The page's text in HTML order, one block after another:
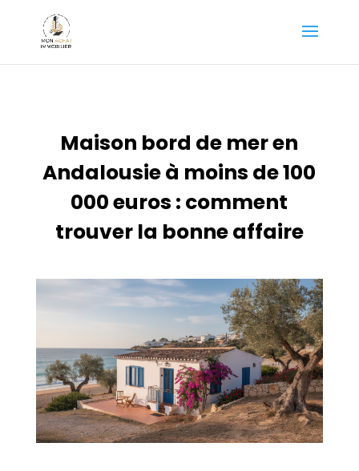
Maison bord de mer en
Andalousie à moins de 100
000 euros : comment
trouver la bonne affaire